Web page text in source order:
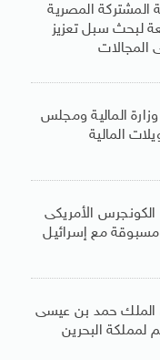
المشتركة المصرية
لبحث سبل تعزيز
المجالات
المالية ومجلس
المالية
الكونجرس الأمريكى
مع إسرائيل
الملك حمد بن عيسى
البحرين